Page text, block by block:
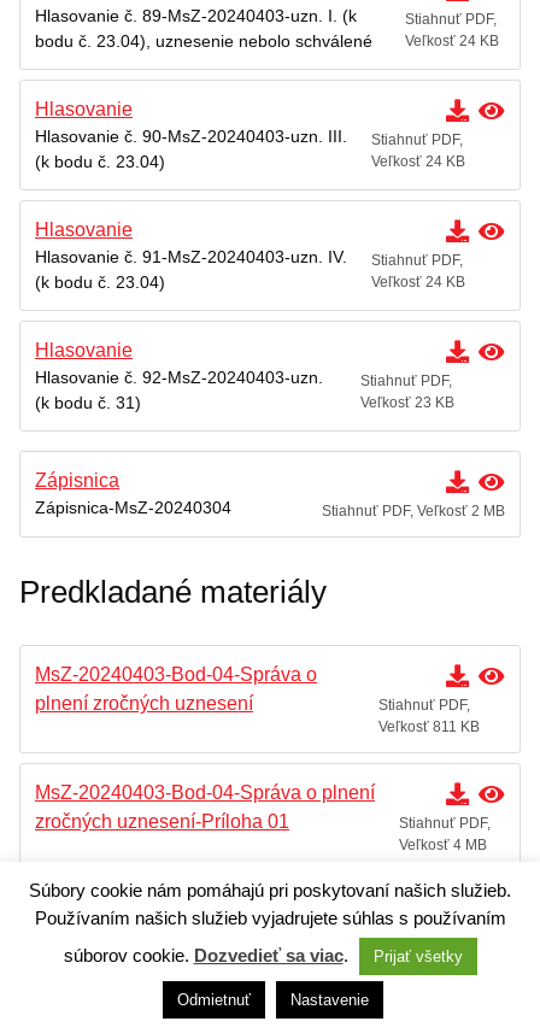
Hlasovanie č. 89-MsZ-20240403-uzn. I. (k
bodu č. 23.04), uznesenie nebolo schválené
Stiahnuť PDF,
Veľkosť 24 KB
Hlasovanie
Hlasovanie č. 90-MsZ-20240403-uzn. III.
(k bodu č. 23.04)
Stiahnuť PDF,
Veľkosť 24 KB
Hlasovanie
Hlasovanie č. 91-MsZ-20240403-uzn. IV.
(k bodu č. 23.04)
Stiahnuť PDF,
Veľkosť 24 KB
Hlasovanie
Hlasovanie č. 92-MsZ-20240403-uzn.
(k bodu č. 31)
Stiahnuť PDF,
Veľkosť 23 KB
Zápisnica
Zápisnica-MsZ-20240304 Stiahnuť PDF, Veľkosť 2 MB
Predkladané materiály
MsZ-20240403-Bod-04-Správa o
plnení zročných uznesení
Stiahnuť PDF,
Veľkosť 811 KB
MsZ-20240403-Bod-04-Správa o plnení
zročných uznesení-Príloha 01
Stiahnuť PDF,
Veľkosť 4 MB
MsZ-20240403-Bod-04-Správa o plnení
Stiahnuť PDF,
Veľkosť 1 MB
Súbory cookie nám pomáhajú pri poskytovaní našich služieb.
Používaním našich služieb vyjadrujete súhlas s používaním
súborov cookie. Dozvedieť sa viac. Prijať všetky
Odmietnuť Nastavenie